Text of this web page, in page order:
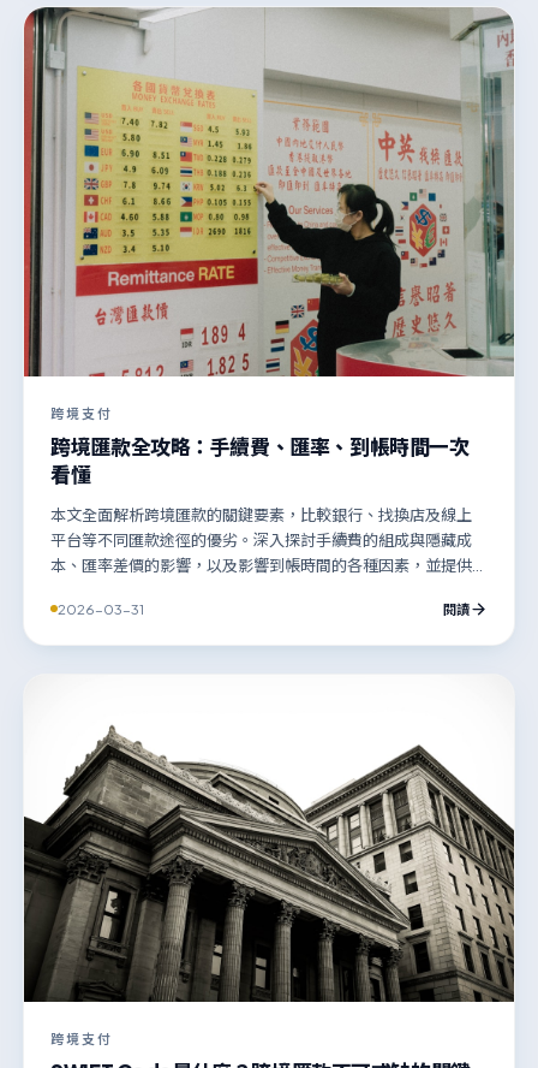
跨境支付
跨境匯款全攻略：手續費、匯率、到帳時間一次
看懂
本文全面解析跨境匯款的關鍵要素，比較銀行、找換店及線上
平台等不同匯款途徑的優劣。深入探討手續費的組成與隱藏成
本、匯率差價的影響，以及影響到帳時間的各種因素，並提供
跨境資金轉移方案。
2026-03-31 閱讀
跨境支付